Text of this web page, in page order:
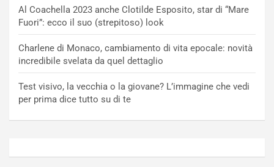
Al Coachella 2023 anche Clotilde Esposito, star di “Mare
Fuori”: ecco il suo (strepitoso) look
Charlene di Monaco, cambiamento di vita epocale: novità
incredibile svelata da quel dettaglio
Test visivo, la vecchia o la giovane? L’immagine che vedi
per prima dice tutto su di te